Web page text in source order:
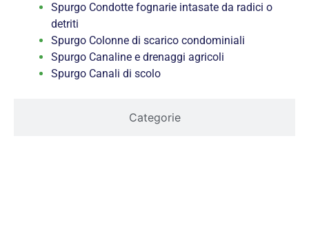
Categorie
Spurgo Condotte fognarie intasate da radici o
detriti
Spurgo Colonne di scarico condominiali
Spurgo Canaline e drenaggi agricoli
Spurgo Canali di scolo